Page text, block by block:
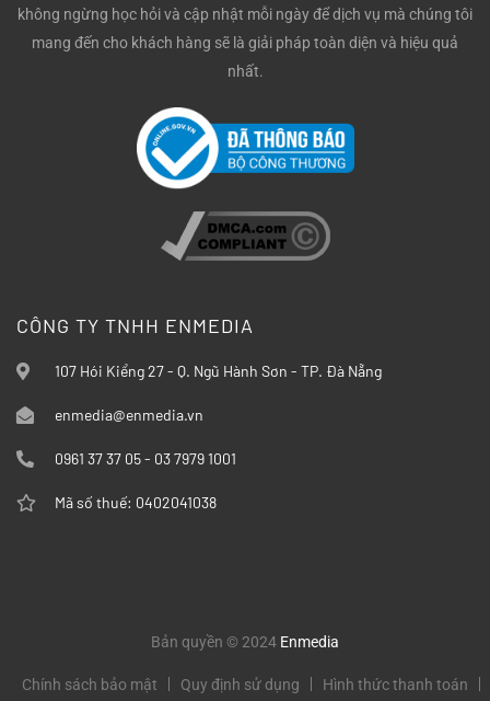
không ngừng học hỏi và cập nhật mỗi ngày để dịch vụ mà chúng tôi
mang đến cho khách hàng sẽ là giải pháp toàn diện và hiệu quả
nhất.
CÔNG TY TNHH ENMEDIA
107 Hói Kiểng 27 - Q. Ngũ Hành Sơn - TP. Đà Nẵng
enmedia@enmedia.vn
0961 37 37 05 - 03 7979 1001
Mã số thuế: 0402041038
Bản quyền © 2024 Enmedia
Chính sách bảo mật Quy định sử dụng Hình thức thanh toán